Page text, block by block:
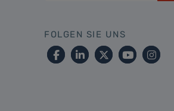
FOLGEN SIE UNS